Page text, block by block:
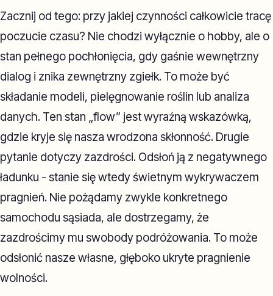
Zacznij od tego: przy jakiej czynności całkowicie tracę
poczucie czasu? Nie chodzi wyłącznie o hobby, ale o
stan pełnego pochłonięcia, gdy gaśnie wewnętrzny
dialog i znika zewnętrzny zgiełk. To może być
składanie modeli, pielęgnowanie roślin lub analiza
danych. Ten stan „flow” jest wyraźną wskazówką,
gdzie kryje się nasza wrodzona skłonność. Drugie
pytanie dotyczy zazdrości. Odsłoń ją z negatywnego
ładunku - stanie się wtedy świetnym wykrywaczem
pragnień. Nie pożądamy zwykle konkretnego
samochodu sąsiada, ale dostrzegamy, że
zazdrościmy mu swobody podróżowania. To może
odsłonić nasze własne, głęboko ukryte pragnienie
wolności.